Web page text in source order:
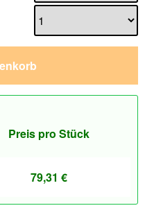
Preis pro Stück
79,31 €